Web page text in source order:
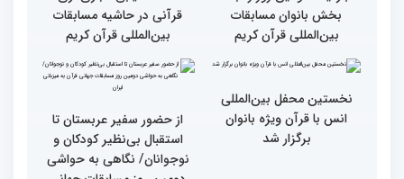
قاری آفریقایی: مسابقات
کشورهای زیادی رفته‌ام اما
حضور در ایران آرزویم بود
گزارش تصویری دومین روز
رقابت بخش برادران
چهلمین دوره مسابقات
بین‌المللی قرآن کریم(بخش
چهارم)